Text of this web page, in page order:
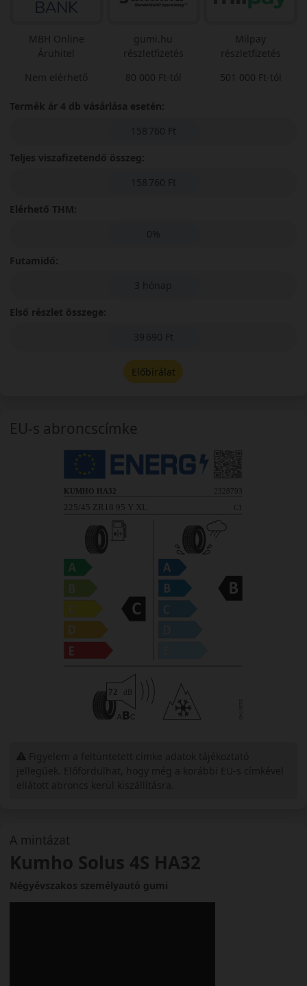
A mintázat
Kumho Solus 4S HA32
Négyévszakos személyautó gumi
MBH Online
Áruhitel
Nem elérhető
gumi.hu
részletfizetés
80 000 Ft-tól
Milpay
részletfizetés
501 000 Ft-tól
Termék ár 4 db vásárlása esetén:
158 760 Ft
Teljes viszafizetendő összeg:
158 760 Ft
Elérhető THM:
0%
Futamidő:
3 hónap
Első részlet összege:
39 690 Ft
Előbírálat
EU-s abroncscímke